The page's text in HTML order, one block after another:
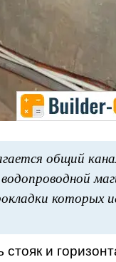
общий
которых
и